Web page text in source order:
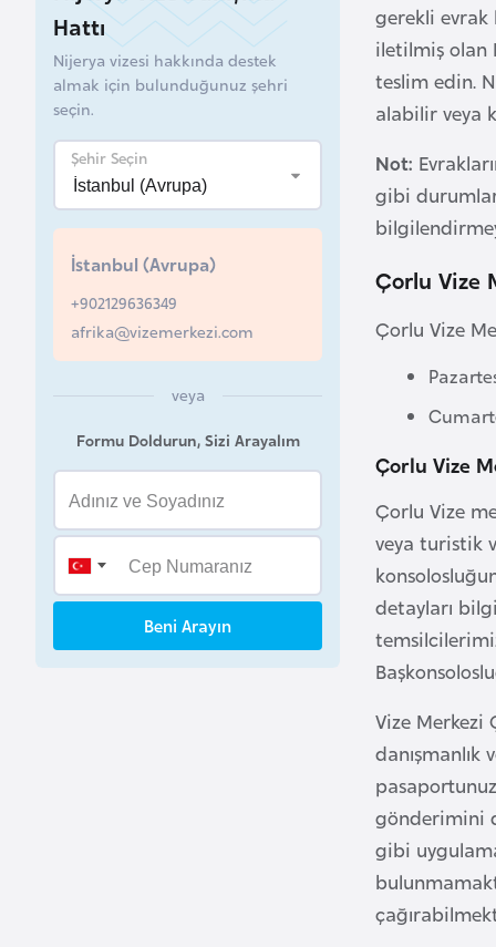
gerekli evrak
iletilmiş olan
teslim edin.
alabilir veya
Not:
gibi
Çorlu Vize
Çorlu Vize
Çorlu Vize
Çorlu Vize
veya turistik
detayları
Vize Merkezi
gönderimini
gibi
Hattı
Nijerya vizesi hakkında destek
almak için bulunduğunuz şehri
seçin.
Şehir Seçin
İstanbul (Avrupa)
+902129636349
afrika@vizemerkezi.com
veya
Formu Doldurun, Sizi Arayalım
Beni Arayın
e
l
r
u
s
B
e
l
ç
i
a
B
e
i